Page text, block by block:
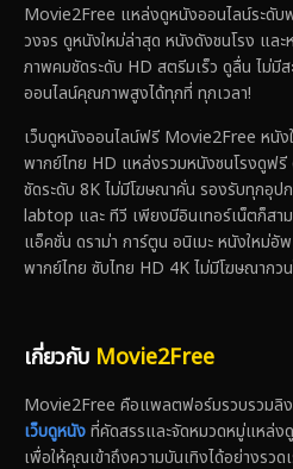
Movie2Free แหล่งดูหนังออนไลน์ระดับ
วงจร ดูหนังใหม่ล่าสุด หนังดังชนโรง แล
ภาพคมชัดระดับ HD สตรีมเร็ว ดูลื่น ไม่มี
ออนไลน์คุณภาพสูงได้ทุกที่ ทุกเวลา!
เว็บดูหนังออนไลน์ฟรี Movie2Free หนั
พากย์ไทย HD แหล่งรวมหนังชนโรงดูฟ
ชัดระดับ 8K ไม่มีโฆษณาคั่น รองรับทุกอุ
labtop และ ทีวี เพียงมีอินเทอร์เน็ตก็ส
แอ็คชั่น ดราม่า การ์ตูน อนิเมะ หนังใหม่อั
พากย์ไทย ซับไทย HD 4K ไม่มีโฆษณากว
เกี่ยวกับ Movie2Free
Movie2Free คือแพลตฟอร์มรวบรวมลิ
เว็บดูหนังที่คัดสรรและจัดหมวดหมู่แหล่ง
เพื่อให้คุณเข้าถึงความบันเทิงได้อย่างรวด